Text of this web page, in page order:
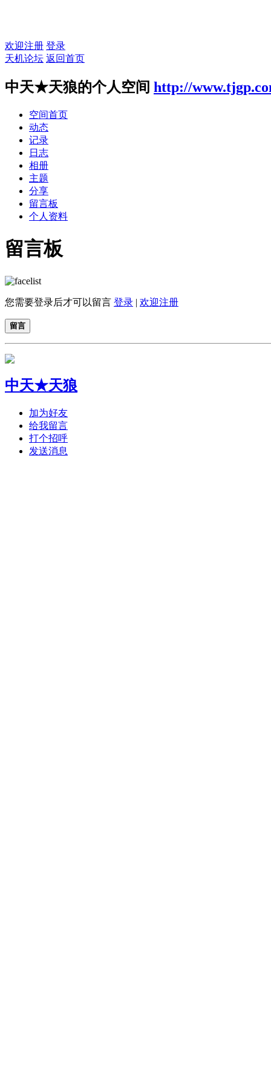
欢迎注册 登录
天机论坛 返回首页
中天★天狼的个人空间 http://
空间首页
动态
记录
日志
相册
主题
分享
留言板
个人资料
留言板
您需要登录后才可以留言 登录 | 欢迎注册
留言
中天★天狼
加为好友
给我留言
打个招呼
发送消息